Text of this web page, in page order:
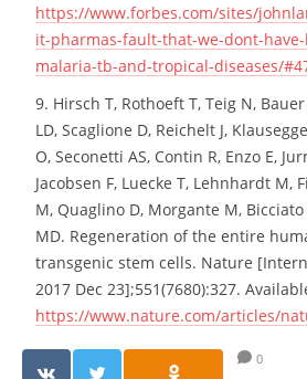
https://www.forbes.com/sites/
it-pharmas-fault-that-we-dont-
malaria-tb-and-tropical-diseases/
9. Hirsch T, Rothoeft T, Teig N, Bauer
LD, Scaglione D, Reichelt J,
O, Seconetti AS, Contin R, Enzo E,
Jacobsen F, Luecke T, Lehnhardt M,
M, Quaglino D, Morgante M, Bicciato
MD. Regeneration of the entire
transgenic stem cells. Nature
2017 Dec 23];551(7680):327.
https://www.nature.com/articles/
0